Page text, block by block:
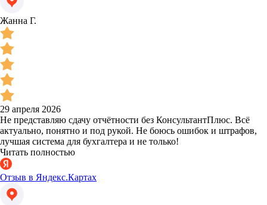
Жанна Г.
29 апреля 2026
Не представляю сдачу отчётности без КонсультантПлюс. Всё
актуально, понятно и под рукой. Не боюсь ошибок и штрафов,
лучшая система для бухгалтера и не только!
Читать полностью
Отзыв в Яндекс.Картах